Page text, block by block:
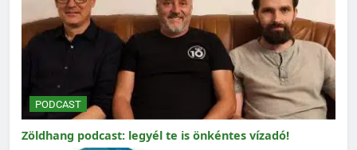
PODCAST
Zöldhang podcast: legyél te is önkéntes vízadó!